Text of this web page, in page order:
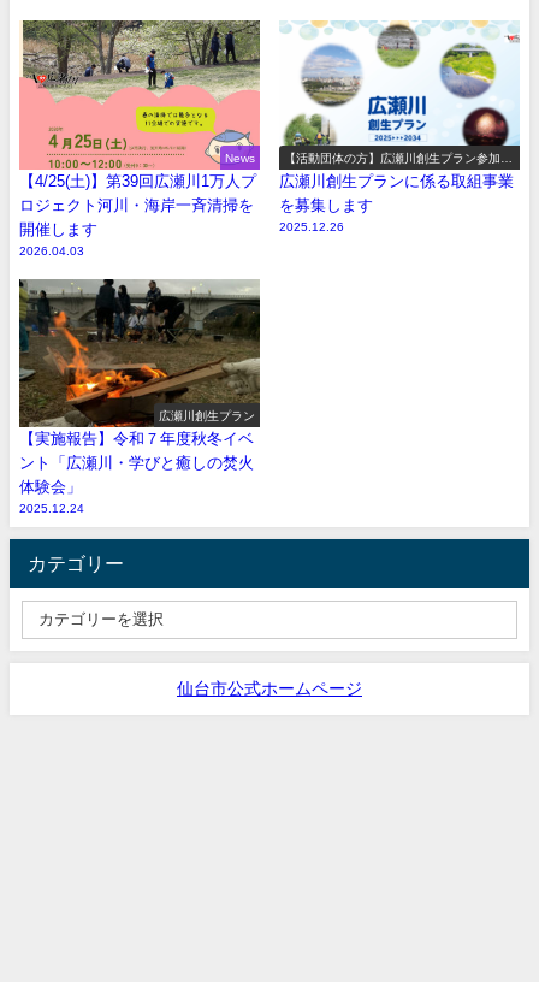
News
【4/25(土)】第39回広瀬川1万人プ
ロジェクト河川・海岸一斉清掃を
開催します
2026.04.03
【活動団体の方】広瀬川創生プラン参加事
業の募集
広瀬川創生プランに係る取組事業
を募集します
2025.12.26
広瀬川創生プラン
【実施報告】令和７年度秋冬イベ
ント「広瀬川・学びと癒しの焚火
体験会」
2025.12.24
カテゴリー
仙台市公式ホームページ